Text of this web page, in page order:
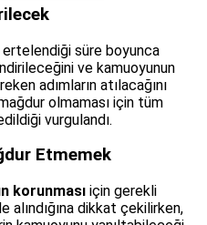
ertelendiği süre boyunca
ve kamuoyunun
adımların atılacağını
olmaması için tüm
vurgulandı.
Etmemek
korunması için gerekli
dikkat çekilirken,